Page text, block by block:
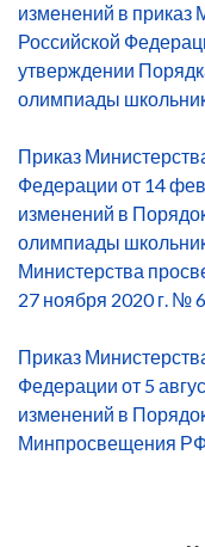
изменений в приказ
Российской
утверждении
олимпиады
Приказ
Федерации от 14
изменений в
олимпиады
Министерства
27 ноября 2020 г. №
Приказ
Федерации от 5
изменений в
Минпросвещения РФ